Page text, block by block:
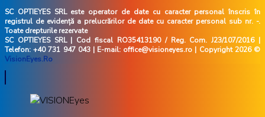
SC OPTIEYES SRL este operator de date cu caracter personal înscris în
registrul de evidență a prelucrărilor de date cu caracter personal sub nr. -.
Toate drepturile rezervate
SC OPTIEYES SRL | Cod fiscal RO35413190 / Reg. Com. J23/107/2016 |
Telefon: +40 731 947 043 | E-mail: office@visioneyes.ro | Copyright 2026 ©
VisionEyes.Ro